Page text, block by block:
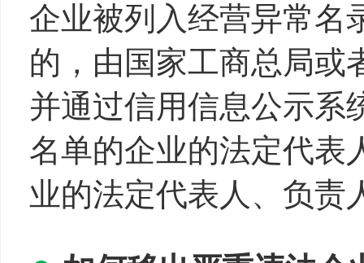
企业被列入经营异常名
的，由国家工商总局或
并通过信用信息公示系
名单的企业的法定代表
业的法定代表人、负责